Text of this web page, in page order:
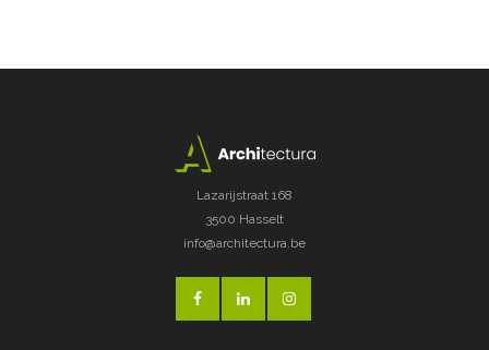
Lazarijstraat 168
3500 Hasselt
info@architectura.be